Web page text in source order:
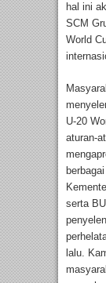
hal ini
SCM
World
U-20
aturan-
serta
lalu.